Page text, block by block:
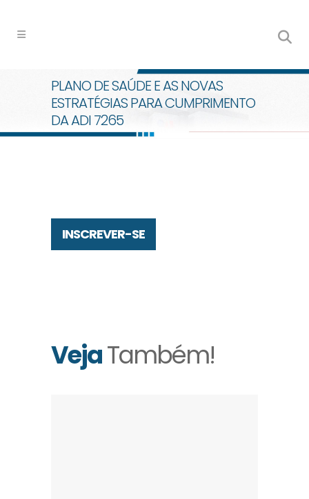
PLANO DE SAÚDE E AS NOVAS
ESTRATÉGIAS PARA CUMPRIMENTO
DA ADI 7265
INSCREVER-SE
VejaTambém!